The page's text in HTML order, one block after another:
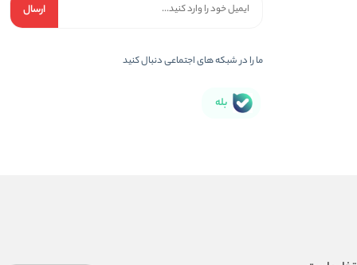
ارسال
ما را در شبکه های اجتماعی دنبال کنید
بله